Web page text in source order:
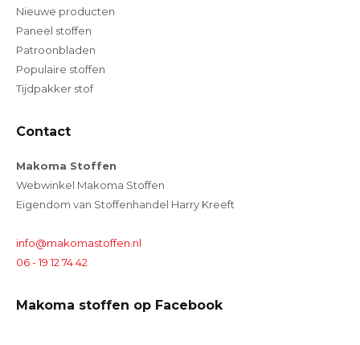
Nieuwe producten
Paneel stoffen
Patroonbladen
Populaire stoffen
Tijdpakker stof
Contact
Makoma Stoffen
Webwinkel Makoma Stoffen
Eigendom van Stoffenhandel Harry Kreeft
info@makomastoffen.nl
06 - 19 12 74 42
Makoma stoffen op Facebook